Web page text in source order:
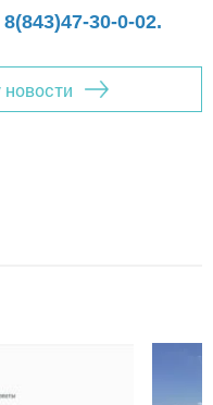
8(843)47-30-0-02.
новости